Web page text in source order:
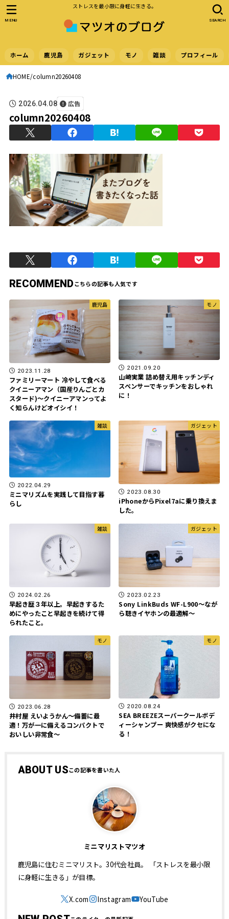
ストレスを最小限に身軽に生きる。
ホーム 鹿児島 ガジェット モノ 雑談 プロフィール
SEARCH
MENU
HOME column20260408
2026.04.08 広告
column20260408
RECOMMEND
鹿児島
2023.11.28
ファミリーマート 冷やして食べる
クイニーアマン（国産りんごとカ
スタード)〜クイニーアマンってよ
く知らんけどオイシイ！
モノ
2021.09.20
山崎実業 詰め替え用キッチンディ
スペンサーでキッチンをおしゃれ
に！
雑談
2022.04.29
ミニマリズムを実践して目指す暮
らし
ガジェット
2023.08.30
iPhoneからPixel7aに乗り換えま
した。
雑談
2024.02.26
早起き歴３年以上。早起きするた
めにやったこと早起きを続けて得
られたこと。
ガジェット
2023.02.23
Sony LinkBuds WF-L900～なが
ら聴きイヤホンの最適解～
モノ
2023.06.28
井村屋 えいようかん～備蓄に最
適！万が一に備えるコンパクトで
おいしい非常食～
モノ
2020.08.24
SEA BREEZEスーパークールボデ
ィーシャンプー 爽快感がクセにな
る！
ABOUT US
ミニマリストマツオ
鹿児島に住むミニマリスト。30代会社員。 「ストレスを最小限
に身軽に生きる」が目標。